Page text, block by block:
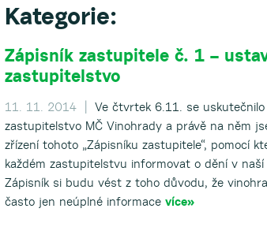
Kategorie:
Zápisník zastupitele č. 1 –
zastupitelstvo
11. 11. 2014 |
Ve čtvrtek 6.11. se
zastupitelstvo MČ Vinohrady a právě na něm
zřízení tohoto „Zápisníku zastupitele“, pomocí
každém zastupitelstvu informovat o dění v
Zápisník si budu vést z toho důvodu, že
často jen neúplné informace více»